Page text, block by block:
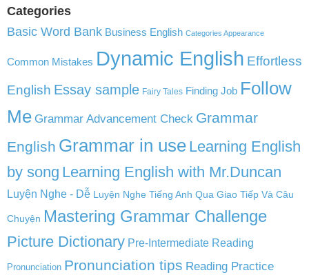
Categories
Basic Word Bank Business English Categories Appearance
Common Mistakes Dynamic English Effortless
English Essay sample Fairy Tales Finding Job Follow
Me Grammar Advancement Check Grammar
English Grammar in use Learning English
by song Learning English with Mr.Duncan
Luyện Nghe - Dễ Luyện Nghe Tiếng Anh Qua Giao Tiếp Và Câu
Chuyện Mastering Grammar Challenge
Picture Dictionary Pre-Intermediate Reading
Pronunciation Pronunciation tips Reading Practice